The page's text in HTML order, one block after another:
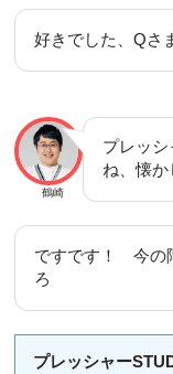
好きでした、Qさ
鶴崎
プレッ
ね、懐か
ですです！ 今の
ろ
プレッシャー